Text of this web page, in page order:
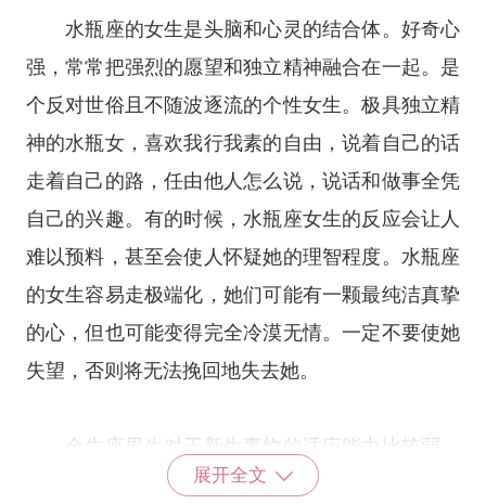
水瓶座的女生是头脑和心灵的结合体。好奇心
强，常常把强烈的愿望和独立精神融合在一起。是
个反对世俗且不随波逐流的个性女生。极具独立精
神的水瓶女，喜欢我行我素的自由，说着自己的话
走着自己的路，任由他人怎么说，说话和做事全凭
自己的兴趣。有的时候，水瓶座女生的反应会让人
难以预料，甚至会使人怀疑她的理智程度。水瓶座
的女生容易走极端化，她们可能有一颗最纯洁真挚
的心，但也可能变得完全冷漠无情。一定不要使她
失望，否则将无法挽回地失去她。
金牛座男生对于新生事物的适应能力比较弱，
是一个喜欢安定生活和具有田园诗人性格的人，一
展开全文